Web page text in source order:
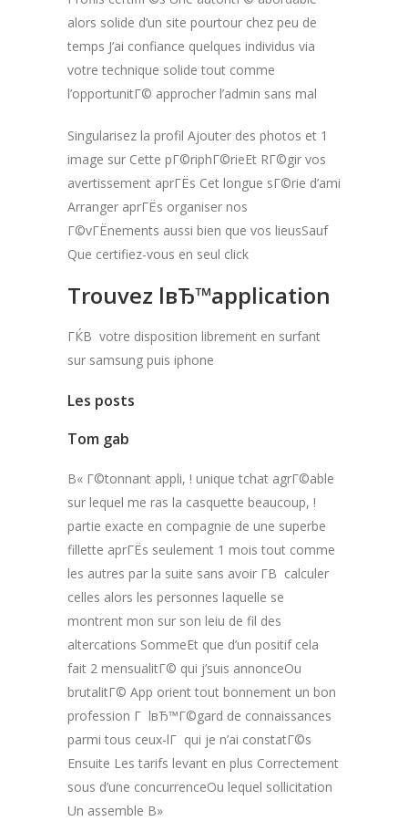
alors solide d’un site pourtour chez peu de
temps J’ai confiance quelques individus via
votre technique solide tout comme
l’opportunitГ© approcher l’admin sans mal
Singularisez la profil Ajouter des photos et 1
image sur Cette pГ©riphГ©rieEt RГ©gir vos
avertissement aprГЁs Cet longue sГ©rie d’ami
Arranger aprГЁs organiser nos
Г©vГЁnements aussi bien que vos lieusSauf
Que certifiez-vous en seul click
Trouvez lвЂ™application
ГЌВ votre disposition librement en surfant
sur samsung puis iphone
Les posts
Tom gab
В« Г©tonnant appli, ! unique tchat agrГ©able
sur lequel me ras la casquette beaucoup, !
partie exacte en compagnie de une superbe
fillette aprГЁs seulement 1 mois tout comme
les autres par la suite sans avoir Г­В calculer
celles alors les personnes laquelle se
montrent mon sur son leiu de fil des
altercations SommeEt que d’un positif cela
fait 2 mensualitГ© qui j’suis annonceOu
brutalitГ© App orient tout bonnement un bon
profession Г lвЂ™Г©gard de connaissances
parmi tous ceux-lГ qui je n’ai constatГ©s
Ensuite Les tarifs levant en plus Correctement
sous d’une concurrenceOu lequel sollicitation
Un assemble В»